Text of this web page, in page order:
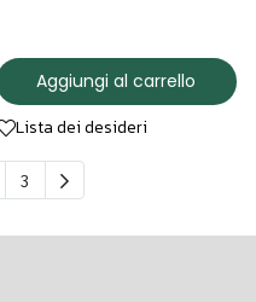
Aggiungi al carrello
Lista dei desideri
3